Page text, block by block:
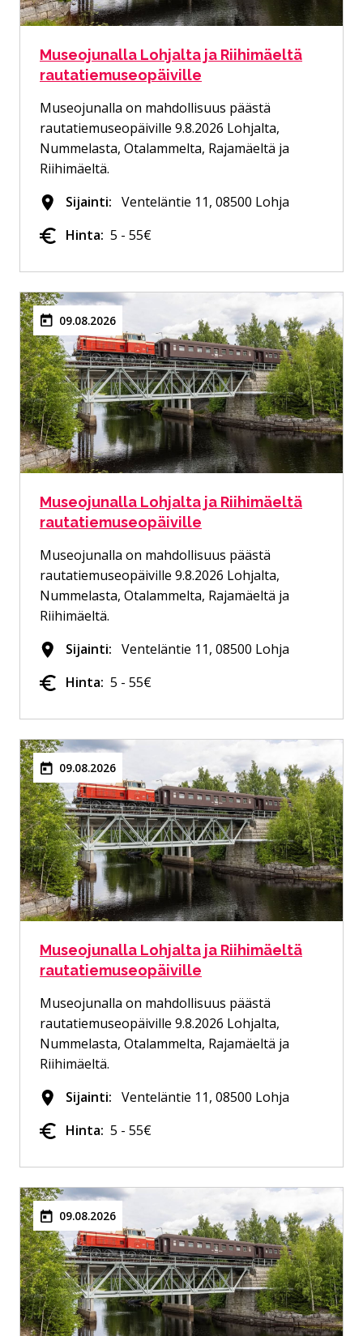
Museojunalla Lohjalta ja Riihimäeltä
rautatiemuseopäiville
Museojunalla on mahdollisuus päästä
rautatiemuseopäiville 9.8.2026 Lohjalta,
Nummelasta, Otalammelta, Rajamäeltä ja
Riihimäeltä.
Sijainti: Venteläntie 11, 08500 Lohja
Hinta: 5 - 55€
09.08.2026
Museojunalla Lohjalta ja Riihimäeltä
rautatiemuseopäiville
Museojunalla on mahdollisuus päästä
rautatiemuseopäiville 9.8.2026 Lohjalta,
Nummelasta, Otalammelta, Rajamäeltä ja
Riihimäeltä.
Sijainti: Venteläntie 11, 08500 Lohja
Hinta: 5 - 55€
09.08.2026
Museojunalla Lohjalta ja Riihimäeltä
rautatiemuseopäiville
Museojunalla on mahdollisuus päästä
rautatiemuseopäiville 9.8.2026 Lohjalta,
Nummelasta, Otalammelta, Rajamäeltä ja
Riihimäeltä.
Sijainti: Venteläntie 11, 08500 Lohja
Hinta: 5 - 55€
09.08.2026